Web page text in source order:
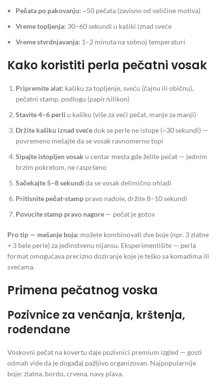
Pečata po pakovanju: ~50 pečata (zavisno od veličine motiva)
Vreme topljenja: 30–60 sekundi u kašiki iznad sveće
Vreme stvrdnjavanja: 1–2 minuta na sobnoj temperaturi
Kako koristiti perla pečatni vosak
Pripremite alat: kašiku za topljenje, sveću (čajnu ili običnu),
pečatni stamp, podlogu (papir/silikon)
Stavite 4–6 perli u kašiku (više za veći pečat, manje za manji)
Držite kašiku iznad svećedok se perle ne istope (~30 sekundi) —
povremeno mešajte da se vosak ravnomerno topi
Sipajte istopljen vosak u centar mesta gde želite pečat — jednim
brzim pokretom, ne raspršeno
Sačekajte 5–8 sekundi da se vosak delimično ohladi
Pritisnite pečat-stamp pravo nadole, držite 8–10 sekundi
Povucite stamp pravo nagore — pečat je gotov
Pro tip — mešanje boja: možete kombinovati dve boje (npr. 3 zlatne
+ 3 bele perle) za jedinstvenu nijansu. Eksperimentišite — perla
format omogućava precizno doziranje koje je teško sa komadima ili
svećama.
Primena pečatnog voska
Pozivnice za venčanja, krštenja,
rođendane
Voskovni pečat na kovertu daje pozivnici premium izgled — gosti
odmah vide da je događaj pažljivo organizovan. Najpopularnije
boje: zlatna, bordo, crvena, navy plava.